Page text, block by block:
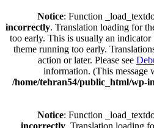
Notice: Function
incorrectly. Translation loading for
too early. This is usually an
theme running too early.
action or later. Please see
information. (This message
/home/tehran54/public_html/wp-
Notice: Function
incorrectly. Translation loading